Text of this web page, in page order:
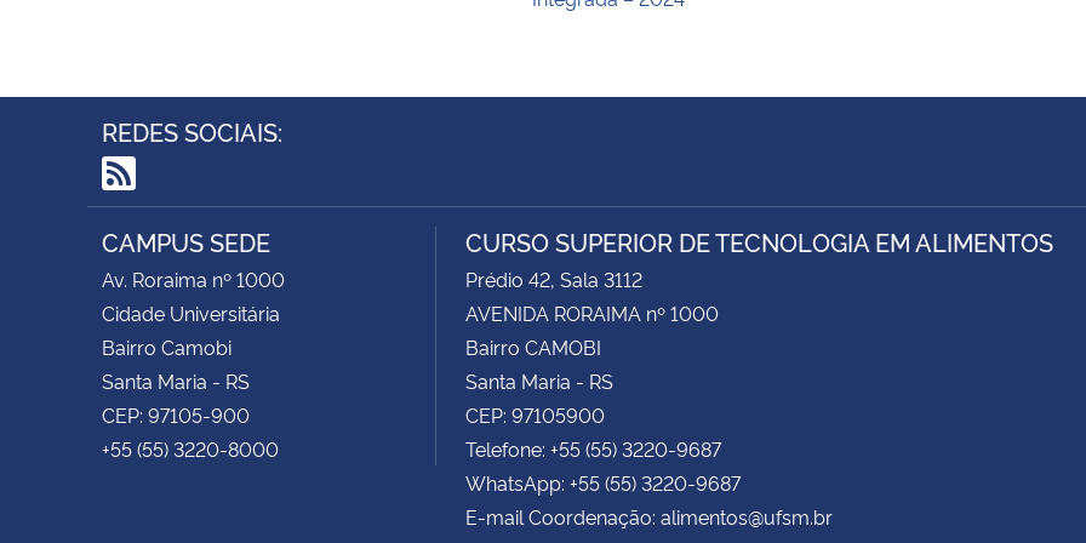
REDES SOCIAIS:
RSS
CAMPUS SEDE
Av. Roraima nº 1000
Cidade Universitária
Bairro Camobi
Santa Maria - RS
CEP: 97105-900
+55 (55) 3220-8000
CURSO SUPERIOR DE TECNOLOGIA EM ALIMENTOS
Prédio 42, Sala 3112
AVENIDA RORAIMA nº 1000
Bairro CAMOBI
Santa Maria - RS
CEP: 97105900
Telefone: +55 (55) 3220-9687
WhatsApp: +55 (55) 3220-9687
E-mail Coordenação: alimentos@ufsm.br